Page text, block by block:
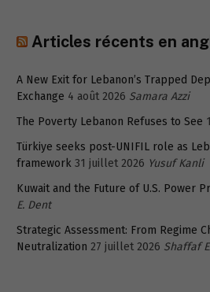
Articles récents en
A New Exit for Lebanon’s Trapped
Exchange 4 août 2026 Samara Azzi
The Poverty Lebanon Refuses to See
Türkiye seeks post-UNIFIL role as
framework 31 juillet 2026 Yusuf Kanli
Kuwait and the Future of U.S. Power
E. Dent
Strategic Assessment: From Regime
Neutralization 27 juillet 2026 Shaffaf